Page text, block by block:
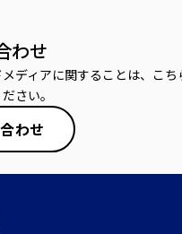
わせ
ディアに関することは、こ
さい。
わせ